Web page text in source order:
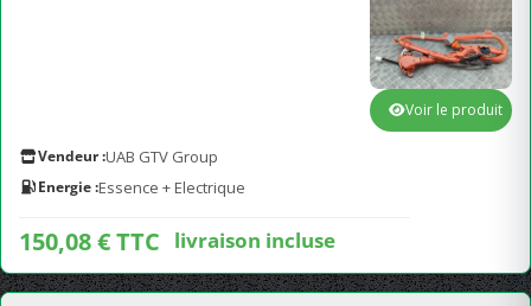
Vendeur :UAB GTV Group
Energie :Essence + Electrique
150,08 € TTC livraison incluse
Voir le produit